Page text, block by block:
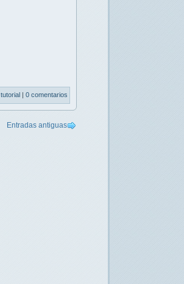
tutorial | 0 comentarios
Entradas antiguas